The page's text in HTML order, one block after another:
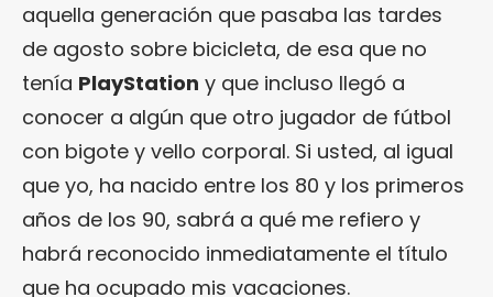
aquella generación que pasaba las tardes
de agosto sobre bicicleta, de esa que no
tenía PlayStation y que incluso llegó a
conocer a algún que otro jugador de fútbol
con bigote y vello corporal. Si usted, al igual
que yo, ha nacido entre los 80 y los primeros
años de los 90, sabrá a qué me refiero y
habrá reconocido inmediatamente el título
que ha ocupado mis vacaciones.